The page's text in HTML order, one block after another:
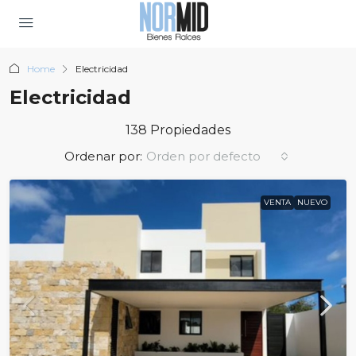
Home Electricidad
Electricidad
138 Propiedades
Ordenar por: Orden por defecto
VENTA NUEVO